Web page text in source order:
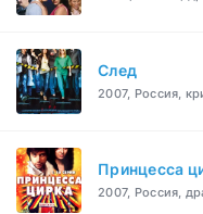
След
2007, Россия,
Принцесса
2007, Россия,